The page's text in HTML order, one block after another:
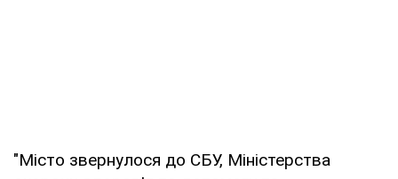
"Місто звернулося до СБУ, Міністерства